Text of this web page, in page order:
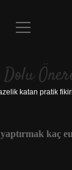
Anasayfa
Yasal Uyarı
menüyü
katan pratik
kaç